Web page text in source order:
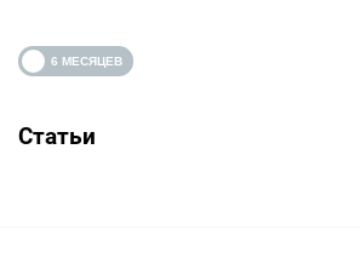
Статьи